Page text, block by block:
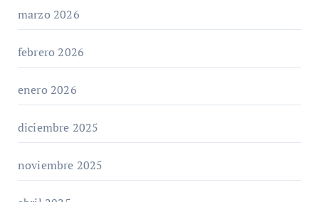
marzo 2026
febrero 2026
enero 2026
diciembre 2025
noviembre 2025